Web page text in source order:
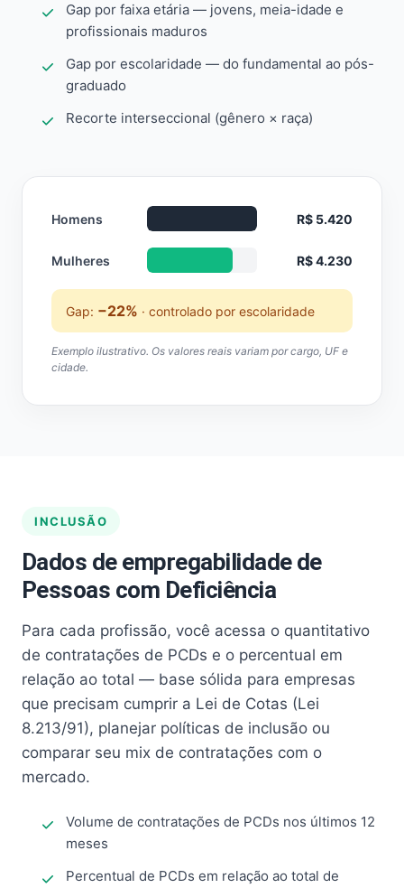
Gap por faixa etária — jovens, meia-idade e
profissionais maduros
Gap por escolaridade — do fundamental ao pós-
graduado
Recorte interseccional (gênero × raça)
Homens R$ 5.420
Mulheres R$ 4.230
Gap: −22% · controlado por escolaridade
Exemplo ilustrativo. Os valores reais variam por cargo, UF e
cidade.
INCLUSÃO
Dados de empregabilidade de
Pessoas com Deficiência
Para cada profissão, você acessa o quantitativo
de contratações de PCDs e o percentual em
relação ao total — base sólida para empresas
que precisam cumprir a Lei de Cotas (Lei
8.213/91), planejar políticas de inclusão ou
comparar seu mix de contratações com o
mercado.
Volume de contratações de PCDs nos últimos 12
meses
Percentual de PCDs em relação ao total de